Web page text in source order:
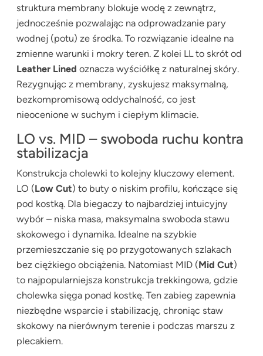
struktura membrany blokuje wodę z zewnątrz,
jednocześnie pozwalając na odprowadzanie pary
wodnej (potu) ze środka. To rozwiązanie idealne na
zmienne warunki i mokry teren. Z kolei LL to skrót od
Leather Lined oznacza wyściółkę z naturalnej skóry.
Rezygnując z membrany, zyskujesz maksymalną,
bezkompromisową oddychalność, co jest
nieocenione w suchym i ciepłym klimacie.
LO vs. MID – swoboda ruchu kontra
stabilizacja
Konstrukcja cholewki to kolejny kluczowy element.
LO (Low Cut) to buty o niskim profilu, kończące się
pod kostką. Dla biegaczy to najbardziej intuicyjny
wybór – niska masa, maksymalna swoboda stawu
skokowego i dynamika. Idealne na szybkie
przemieszczanie się po przygotowanych szlakach
bez ciężkiego obciążenia. Natomiast MID (Mid Cut)
to najpopularniejsza konstrukcja trekkingowa, gdzie
cholewka sięga ponad kostkę. Ten zabieg zapewnia
niezbędne wsparcie i stabilizację, chroniąc staw
skokowy na nierównym terenie i podczas marszu z
plecakiem.